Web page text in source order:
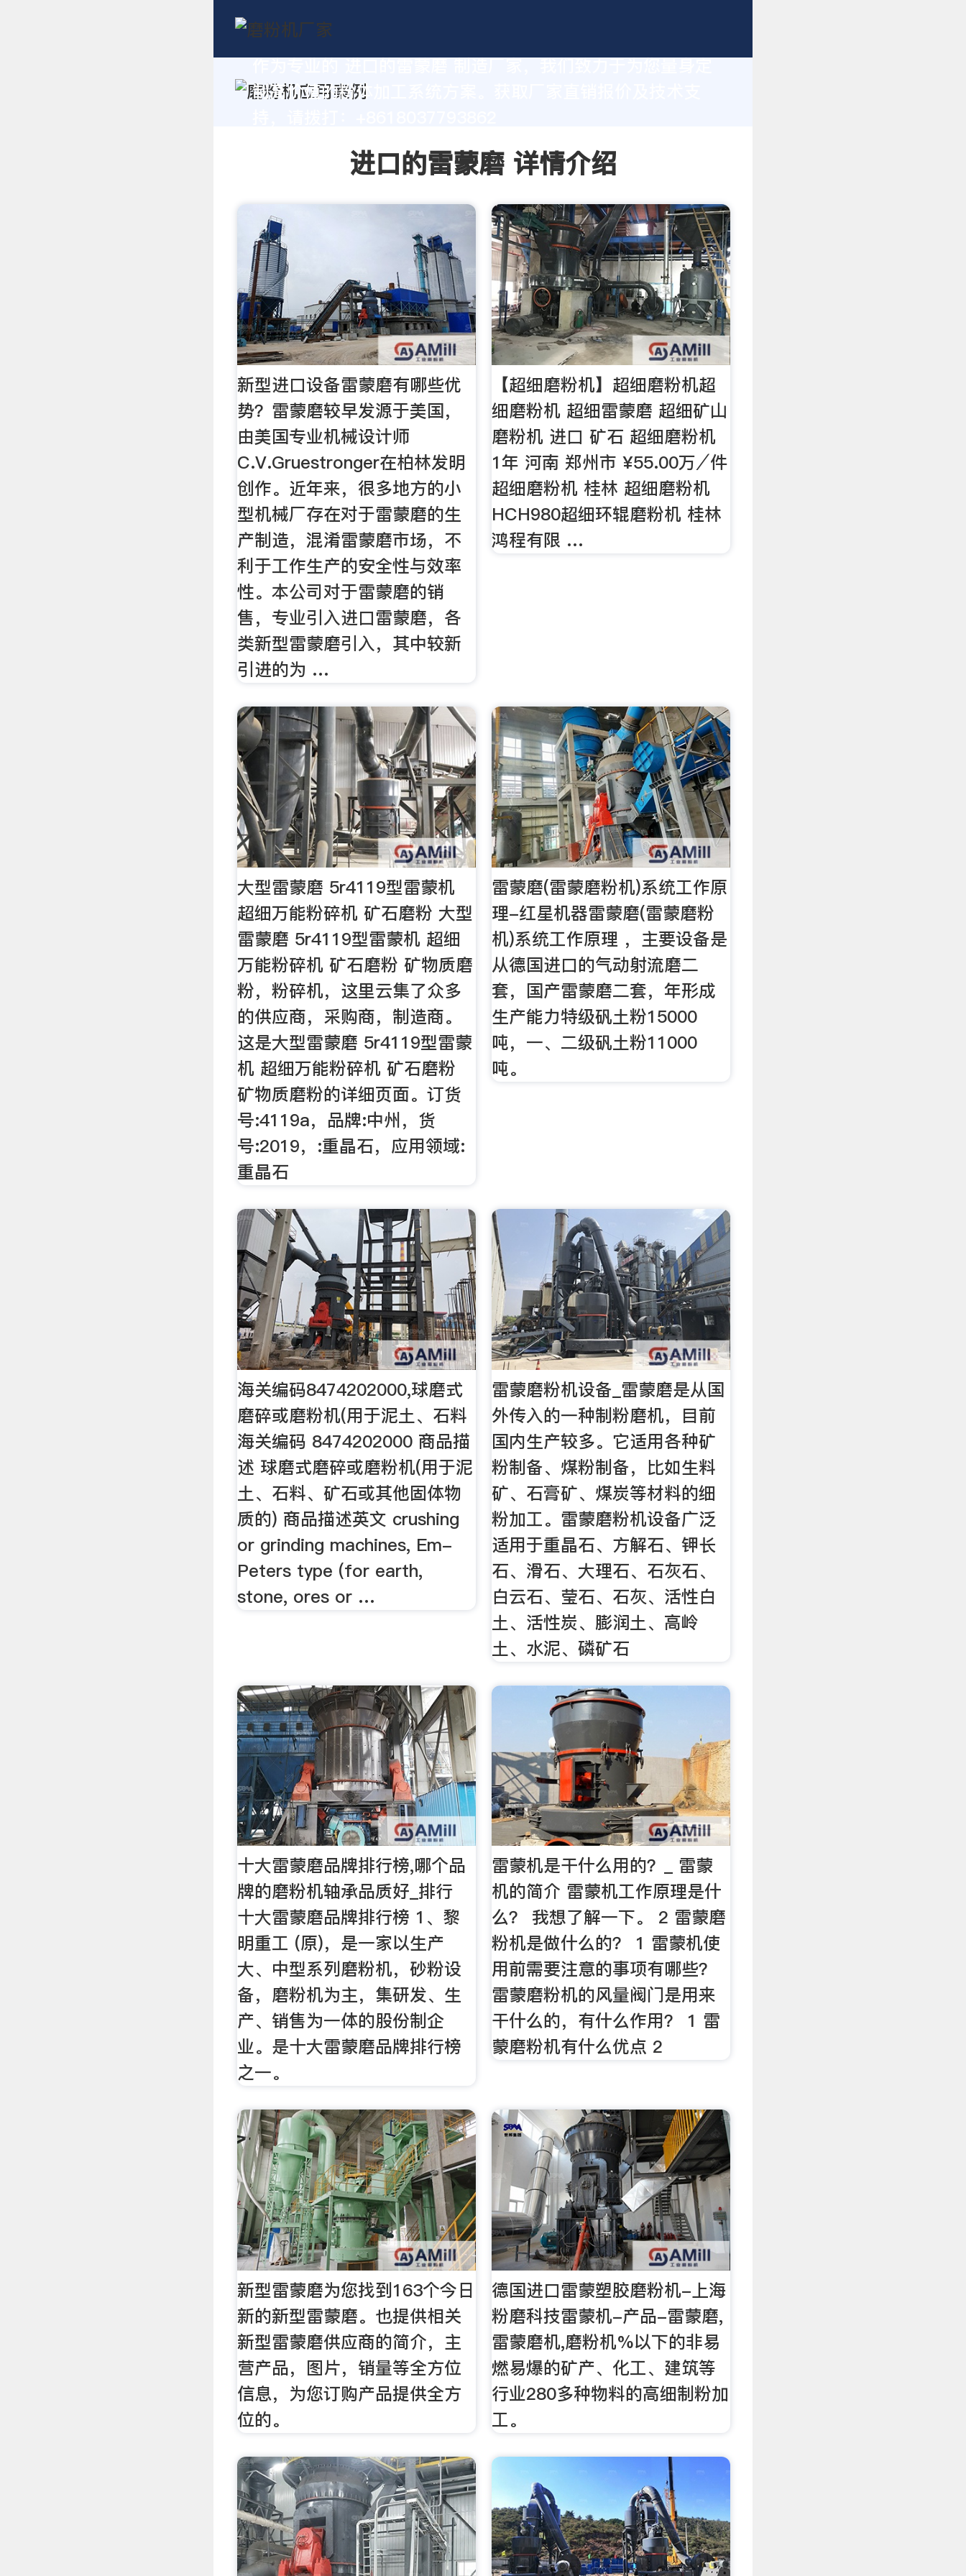
制高价值的粉体加工系统方案。获取厂家直销报价及技术支
进口的雷蒙磨 详情介绍
新型进口设备雷蒙磨有哪些优
势？雷蒙磨较早发源于美国，
由美国专业机械设计师
C.V.Gruestronger在柏林发明
创作。近年来，很多地方的小
型机械厂存在对于雷蒙磨的生
产制造，混淆雷蒙磨市场，不
利于工作生产的安全性与效率
性。本公司对于雷蒙磨的销
售，专业引入进口雷蒙磨，各
类新型雷蒙磨引入，其中较新
引进的为 …
【超细磨粉机】超细磨粉机超
细磨粉机 超细雷蒙磨 超细矿山
磨粉机 进口 矿石 超细磨粉机
1年 河南 郑州市 ¥55.00万⁄件
超细磨粉机 桂林 超细磨粉机
HCH980超细环辊磨粉机 桂林
鸿程有限 …
大型雷蒙磨 5r4119型雷蒙机
超细万能粉碎机 矿石磨粉 大型
雷蒙磨 5r4119型雷蒙机 超细
万能粉碎机 矿石磨粉 矿物质磨
粉，粉碎机，这里云集了众多
的供应商，采购商，制造商。
这是大型雷蒙磨 5r4119型雷蒙
机 超细万能粉碎机 矿石磨粉
矿物质磨粉的详细页面。订货
号:4119a，品牌:中州，货
号:2019，:重晶石，应用领域:
重晶石
雷蒙磨(雷蒙磨粉机)系统工作原
理-红星机器雷蒙磨(雷蒙磨粉
机)系统工作原理 ，主要设备是
从德国进口的气动射流磨二
套，国产雷蒙磨二套，年形成
生产能力特级矾土粉15000
吨，一、二级矾土粉11000
吨。
海关编码8474202000,球磨式
磨碎或磨粉机(用于泥土、石料
海关编码 8474202000 商品描
述 球磨式磨碎或磨粉机(用于泥
土、石料、矿石或其他固体物
质的) 商品描述英文 crushing
or grinding machines, Em-
Peters type (for earth,
stone, ores or …
雷蒙磨粉机设备_雷蒙磨是从国
外传入的一种制粉磨机，目前
国内生产较多。它适用各种矿
粉制备、煤粉制备，比如生料
矿、石膏矿、煤炭等材料的细
粉加工。雷蒙磨粉机设备广泛
适用于重晶石、方解石、钾长
石、滑石、大理石、石灰石、
白云石、莹石、石灰、活性白
土、活性炭、膨润土、高岭
土、水泥、磷矿石
十大雷蒙磨品牌排行榜,哪个品
牌的磨粉机轴承品质好_排行
十大雷蒙磨品牌排行榜 1、黎
明重工 (原)，是一家以生产
大、中型系列磨粉机，砂粉设
备，磨粉机为主，集研发、生
产、销售为一体的股份制企
业。是十大雷蒙磨品牌排行榜
之一。
雷蒙机是干什么用的？_ 雷蒙
机的简介 雷蒙机工作原理是什
么？ 我想了解一下。 2 雷蒙磨
粉机是做什么的？ 1 雷蒙机使
用前需要注意的事项有哪些？
雷蒙磨粉机的风量阀门是用来
干什么的，有什么作用？ 1 雷
蒙磨粉机有什么优点 2
新型雷蒙磨为您找到163个今日
新的新型雷蒙磨。也提供相关
新型雷蒙磨供应商的简介，主
营产品，图片，销量等全方位
信息，为您订购产品提供全方
位的。
德国进口雷蒙塑胶磨粉机-上海
粉磨科技雷蒙机-产品-雷蒙磨,
雷蒙磨机,磨粉机%以下的非易
燃易爆的矿产、化工、建筑等
行业280多种物料的高细制粉加
工。